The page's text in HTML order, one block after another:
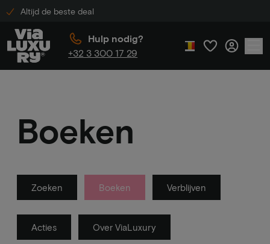
Altijd de beste deal
Hulp nodig?
+32 3 300 17 29
Boeken
Zoeken Boeken Verblijven
Acties Over ViaLuxury